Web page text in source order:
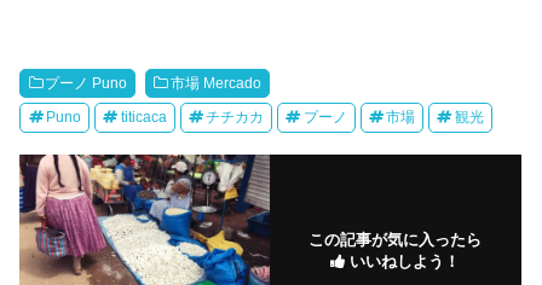
プーノ Puno 市場 Mercado
Puno titicaca チチカカ プーノ 市場 観光
この記事が気に入ったら
いいねしよう！